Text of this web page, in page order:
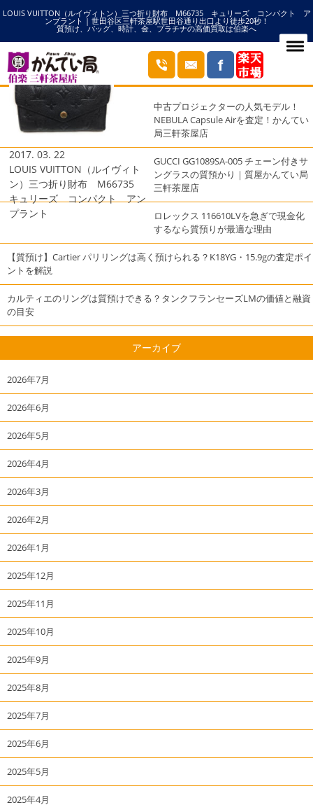
LOUIS VUITTON（ルイヴィトン）三つ折り財布 M66735 キュリーズ コンパクト ア
ンプラント | 世田谷区三軒茶屋駅世田谷通り出口より徒歩20秒！
質預け、バッグ、時計、金、プラチナの高価買取は伯楽へ
HOME キュリーズの記事一覧
ブログ
2017. 03. 22
LOUIS VUITTON（ルイヴィト
ン）三つ折り財布 M66735
キュリーズ コンパクト アン
プラント
最近の投稿
中古プロジェクターの人気モデル！
NEBULA Capsule Airを査定！かんてい
局三軒茶屋店
GUCCI GG1089SA-005 チェーン付きサ
ングラスの質預かり｜質屋かんてい局
三軒茶屋店
ロレックス 116610LVを急ぎで現金化
するなら質預りが最適な理由
【質預け】Cartier パリリングは高く預けられる？K18YG・15.9gの査定ポイ
ントを解説
カルティエのリングは質預けできる？タンクフランセーズLMの価値と融資
の目安
アーカイブ
2026年7月
2026年6月
2026年5月
2026年4月
2026年3月
2026年2月
2026年1月
2025年12月
2025年11月
2025年10月
2025年9月
2025年8月
2025年7月
2025年6月
2025年5月
2025年4月